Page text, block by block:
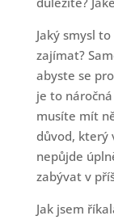
Jaký smysl
zajímat?
abyste se
je to
musíte mít
důvod, který
nepůjde
zabývat v
Jak jsem